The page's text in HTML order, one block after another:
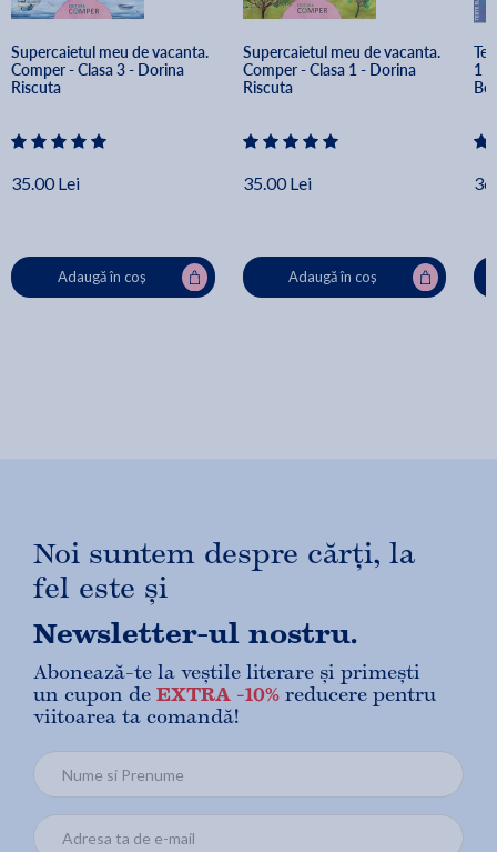
Supercaietul meu de vacanta.
Comper - Clasa 3 - Dorina
Riscuta
35.00 Lei
Adaugă în coș
Supercaietul meu de vacanta.
Comper - Clasa 1 - Dorina
Riscuta
35.00 Lei
Adaugă în coș
1 -
Noi suntem despre cărți, la
fel este și
Newsletter-ul nostru.
Abonează-te la veștile literare și primești
un cupon de EXTRA -10% reducere pentru
viitoarea ta comandă!